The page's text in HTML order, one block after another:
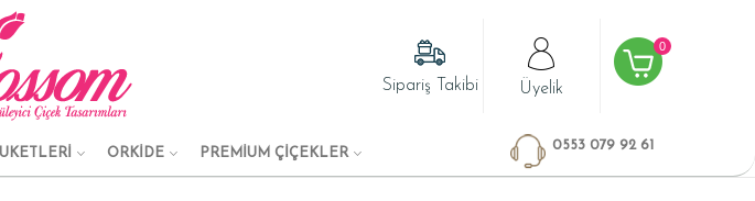
Sipariş Takibi Üyelik
0
ORKİDE PREMİUM ÇİÇEKLER
0553 079 92 61